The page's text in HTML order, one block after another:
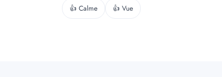
👍 Calme 👍 Vue